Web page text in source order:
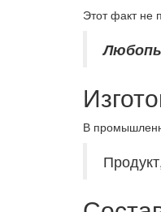
Этот факт не
В